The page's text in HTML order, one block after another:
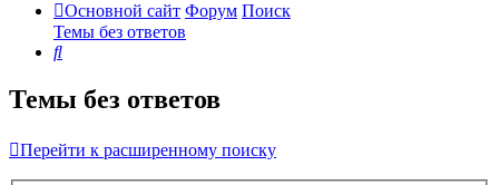
Основной сайт Форум Поиск
Темы без ответов
Поиск
Темы без ответов
Перейти к расширенному поиску